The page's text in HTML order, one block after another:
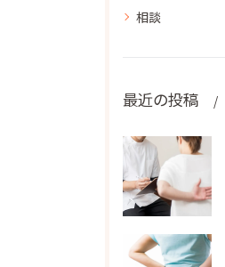
相談
最近の投稿